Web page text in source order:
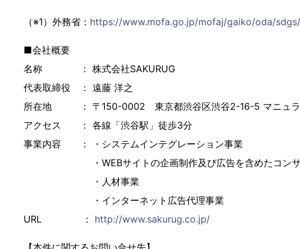
（※1）外務省： https://www.mofa.go.jp/mofaj/gaiko/oda/
■会社概要
名称 ： 株式会社SAKURUG
代表取締役 ： 遠藤 洋之
所在地 ： 〒150-0002 東京都渋谷区渋谷2-16-5 マニュラ
アクセス ： 各線「渋谷駅」徒歩3分
事業内容 ： ・システムインテグレーション事業
・WEBサイトの企画制作及び広告を含めたコンサ
・人材事業
・インターネット広告代理事業
URL ： http://www.sakurug.co.jp/